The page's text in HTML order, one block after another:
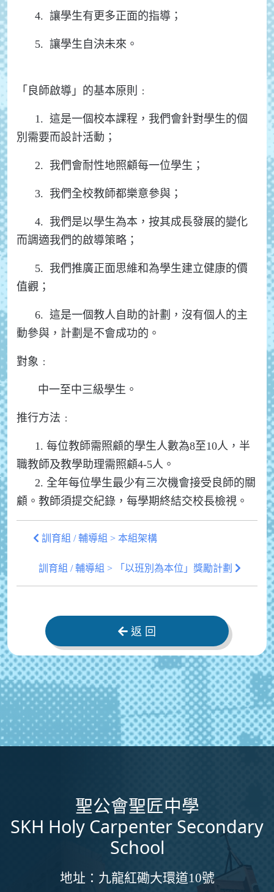
4. 讓學生有更多正面的指導；
5. 讓學生自決未來。
「良師啟導」的基本原則﹕
1. 這是一個校本課程，我們會針對學生的個
別需要而設計活動；
2. 我們會耐性地照顧每一位學生；
3. 我們全校教師都樂意參與；
4. 我們是以學生為本，按其成長發展的變化
而調適我們的啟導策略；
5. 我們推廣正面思維和為學生建立健康的價
值觀；
6. 這是一個教人自助的計劃，沒有個人的主
動參與，計劃是不會成功的。
對象﹕
中一至中三級學生。
推行方法﹕
1. 每位教師需照顧的學生人數為8至10人，半
職教師及教學助理需照顧4-5人。
2. 全年每位學生最少有三次機會接受良師的關
顧。教師須提交紀錄，每學期終結交校長檢視。
訓育組 / 輔導組 > 本組架構
訓育組 / 輔導組 > 「以班別為本位」獎勵計劃
返 回
聖公會聖匠中學
SKH Holy Carpenter Secondary
School
地址： 九龍紅磡大環道10號